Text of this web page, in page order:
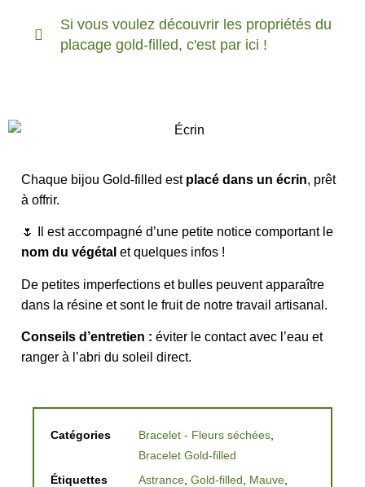
Si vous voulez découvrir les propriétés du
placage gold-filled, c'est par ici !
Chaque bijou Gold-filled est placé dans un écrin, prêt
à offrir.
🌷 Il est accompagné d’une petite notice comportant le
nom du végétal et quelques infos !
De petites imperfections et bulles peuvent apparaître
dans la résine et sont le fruit de notre travail artisanal.
Conseils d’entretien : éviter le contact avec l’eau et
ranger à l’abri du soleil direct.
Catégories Bracelet - Fleurs séchées
Bracelet Gold-filled
Étiquettes
Astrance Gold-filled Mauve